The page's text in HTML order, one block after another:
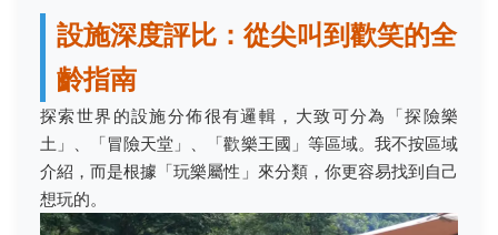
設施深度評比：從尖叫到歡笑的全
齡指南
探索世界的設施分佈很有邏輯，大致可分為「探險樂
土」、「冒險天堂」、「歡樂王國」等區域。我不按區域
介紹，而是根據「玩樂屬性」來分類，你更容易找到自己
想玩的。